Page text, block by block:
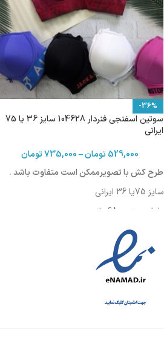
-36%
سوتین اسفنجی فنردار 104628 سایز 36 یا 75
ایرانی
529,000تومان–
735,000تومان
طرح کش با تصویرممکن است متفاوت باشد .
سایز 75یا 36 ایرانی
طول سوتین :68سانت
دورکمر: 75-79 سانت
دورسینه :86-90